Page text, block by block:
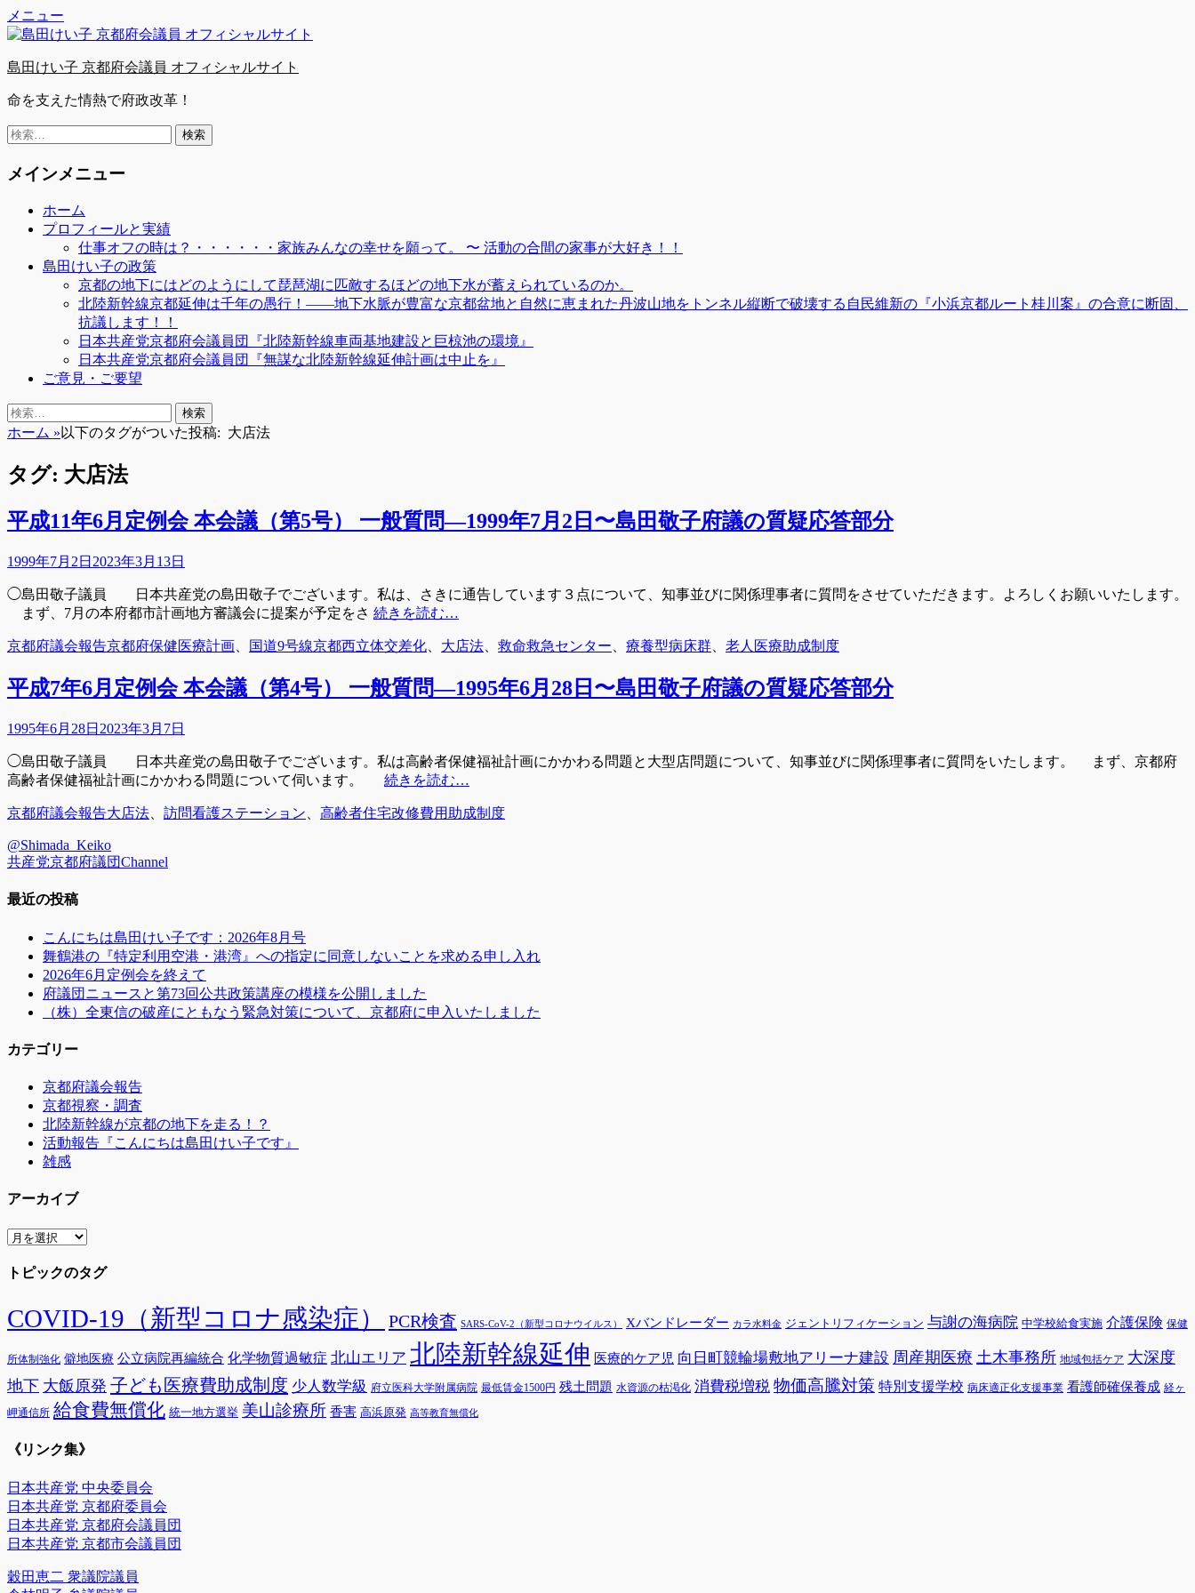
コ
ン
ン
へ
ス
キ
ッ
プ
Facebook
Twitter
YouTube
メニュー
島田けい子 京都府会議員 オフィシャルサイト
命を支えた情熱で府政改革！
検
メインメニュー
ホーム
プロフィールと実績
仕事オフの時は？・・・・・・家族みんなの幸せを願って。 〜 活動の合間の家事が大好き！！
島田けい子の政策
京都の地下にはどのようにして琵琶湖に匹敵するほどの地下水が蓄えられているのか。
北陸新幹線京都延伸は千年の愚行！――地下水脈が豊富な京都盆地と自然に恵まれた丹波山地をトンネル縦断で破壊する自民維新の『小浜京都ルート桂川案』の合意に断固、
抗議します！！
日本共産党京都府会議員団『北陸新幹線車両基地建設と巨椋池の環境』
日本共産党京都府会議員団『無謀な北陸新幹線延伸計画は中止を』
ご意見・ご要望
検
索
検
索:
ホーム »以下のタグがついた投稿: 大店法
タグ: 大店法
平成11年6月定例会 本会議（第5号） 一般質問―1999年7月2日〜島田敬子府議の質疑応答部分
投
日
1999年7月2日 2023年3月13日
◯島田敬子議員 日本共産党の島田敬子でございます。私は、さきに通告しています３点について、知事並びに関係理事者に質問をさせていただきます。よろしくお願いいたします。
まず、7月の本府都市計画地方審議会に提案が予定をさ 続きを読む…
カ
ゴ
リ
京都府議会報告タ
京都府保健医療計画 国道9号線京都西立体交差化 大店法 救命救急センター 療養型病床群 老人医療助成制度
平成7年6月定例会 本会議（第4号） 一般質問―1995年6月28日〜島田敬子府議の質疑応答部分
投
日
1995年6月28日 2023年3月7日
◯島田敬子議員 日本共産党の島田敬子でございます。私は高齢者保健福祉計画にかかわる問題と大型店問題について、知事並びに関係理事者に質問をいたします。 まず、京都府
高齢者保健福祉計画にかかわる問題について伺います。 続きを読む…
カ
ゴ
リ
京都府議会報告タ
大店法 訪問看護ステーション 高齢者住宅改修費用助成制度
@Shimada_Keiko
共産党京都府議団Channel
最近の投稿
こんにちは島田けい子です：2026年8月号
舞鶴港の『特定利用空港・港湾』への指定に同意しないことを求める申し入れ
2026年6月定例会を終えて
府議団ニュースと第73回公共政策講座の模様を公開しました
（株）全東信の破産にともなう緊急対策について、京都府に申入いたしました
カテゴリー
京都府議会報告
京都視察・調査
北陸新幹線が京都の地下を走る！？
活動報告『こんにちは島田けい子です』
雑感
アーカイブ
ア
カ
ブ
トピックのタグ
COVID-19（新型コロナ感染症） PCR検査 SARS-CoV-2（新型コロナウイルス） Xバンドレーダー カラ水料金 ジェントリフィケーション 与謝の海病院 中学校給食実施 介護保険 保健
所体制強化 僻地医療 公立病院再編統合 化学物質過敏症 北山エリア 北陸新幹線延伸 医療的ケア児 向日町競輪場敷地アリーナ建設 周産期医療 土木事務所 地域包括ケア 大深度
地下 大飯原発 子ども医療費助成制度 少人数学級 府立医科大学附属病院 最低賃金1500円 残土問題 水資源の枯渇化 消費税増税 物価高騰対策 特別支援学校 病床適正化支援事業 看護師確保養成 経ヶ
岬通信所 給食費無償化 統一地方選挙 美山診療所 香害 高浜原発 高等教育無償化
《リンク集》
日本共産党 中央委員会
日本共産党 京都府委員会
日本共産党 京都府会議員団
日本共産党 京都市会議員団
穀田恵二 衆議院議員